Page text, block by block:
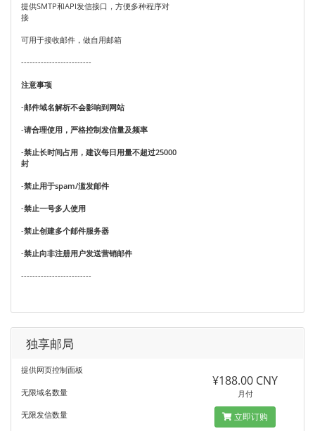
提供SMTP和API发信接口，方便多种程序对
接
可用于接收邮件，做自用邮箱
-------------------------
注意事项
-邮件域名解析不会影响到网站
-请合理使用，严格控制发信量及频率
-禁止长时间占用，建议每日用量不超过25000
封
-禁止用于spam/滥发邮件
-禁止一号多人使用
-禁止创建多个邮件服务器
-禁止向非注册用户发送营销邮件
-------------------------
独享邮局
提供网页控制面板
无限域名数量
无限发信数量
¥188.00 CNY
月付
立即订购